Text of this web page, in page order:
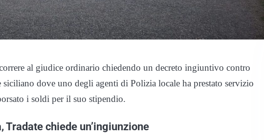
al giudice ordinario chiedendo un decreto ingiuntivo contro
dove uno degli agenti di Polizia locale ha prestato servizio
i soldi per il suo stipendio.
Tradate chiede un’ingiunzione